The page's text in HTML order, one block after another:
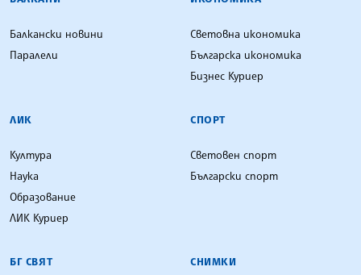
Балкански новини
Паралели
Световна икономика
Българска икономика
Бизнес Куриер
ЛИК
Култура
Наука
Образование
ЛИК Куриер
СПОРТ
Световен спорт
Български спорт
БГ СВЯТ СНИМКИ